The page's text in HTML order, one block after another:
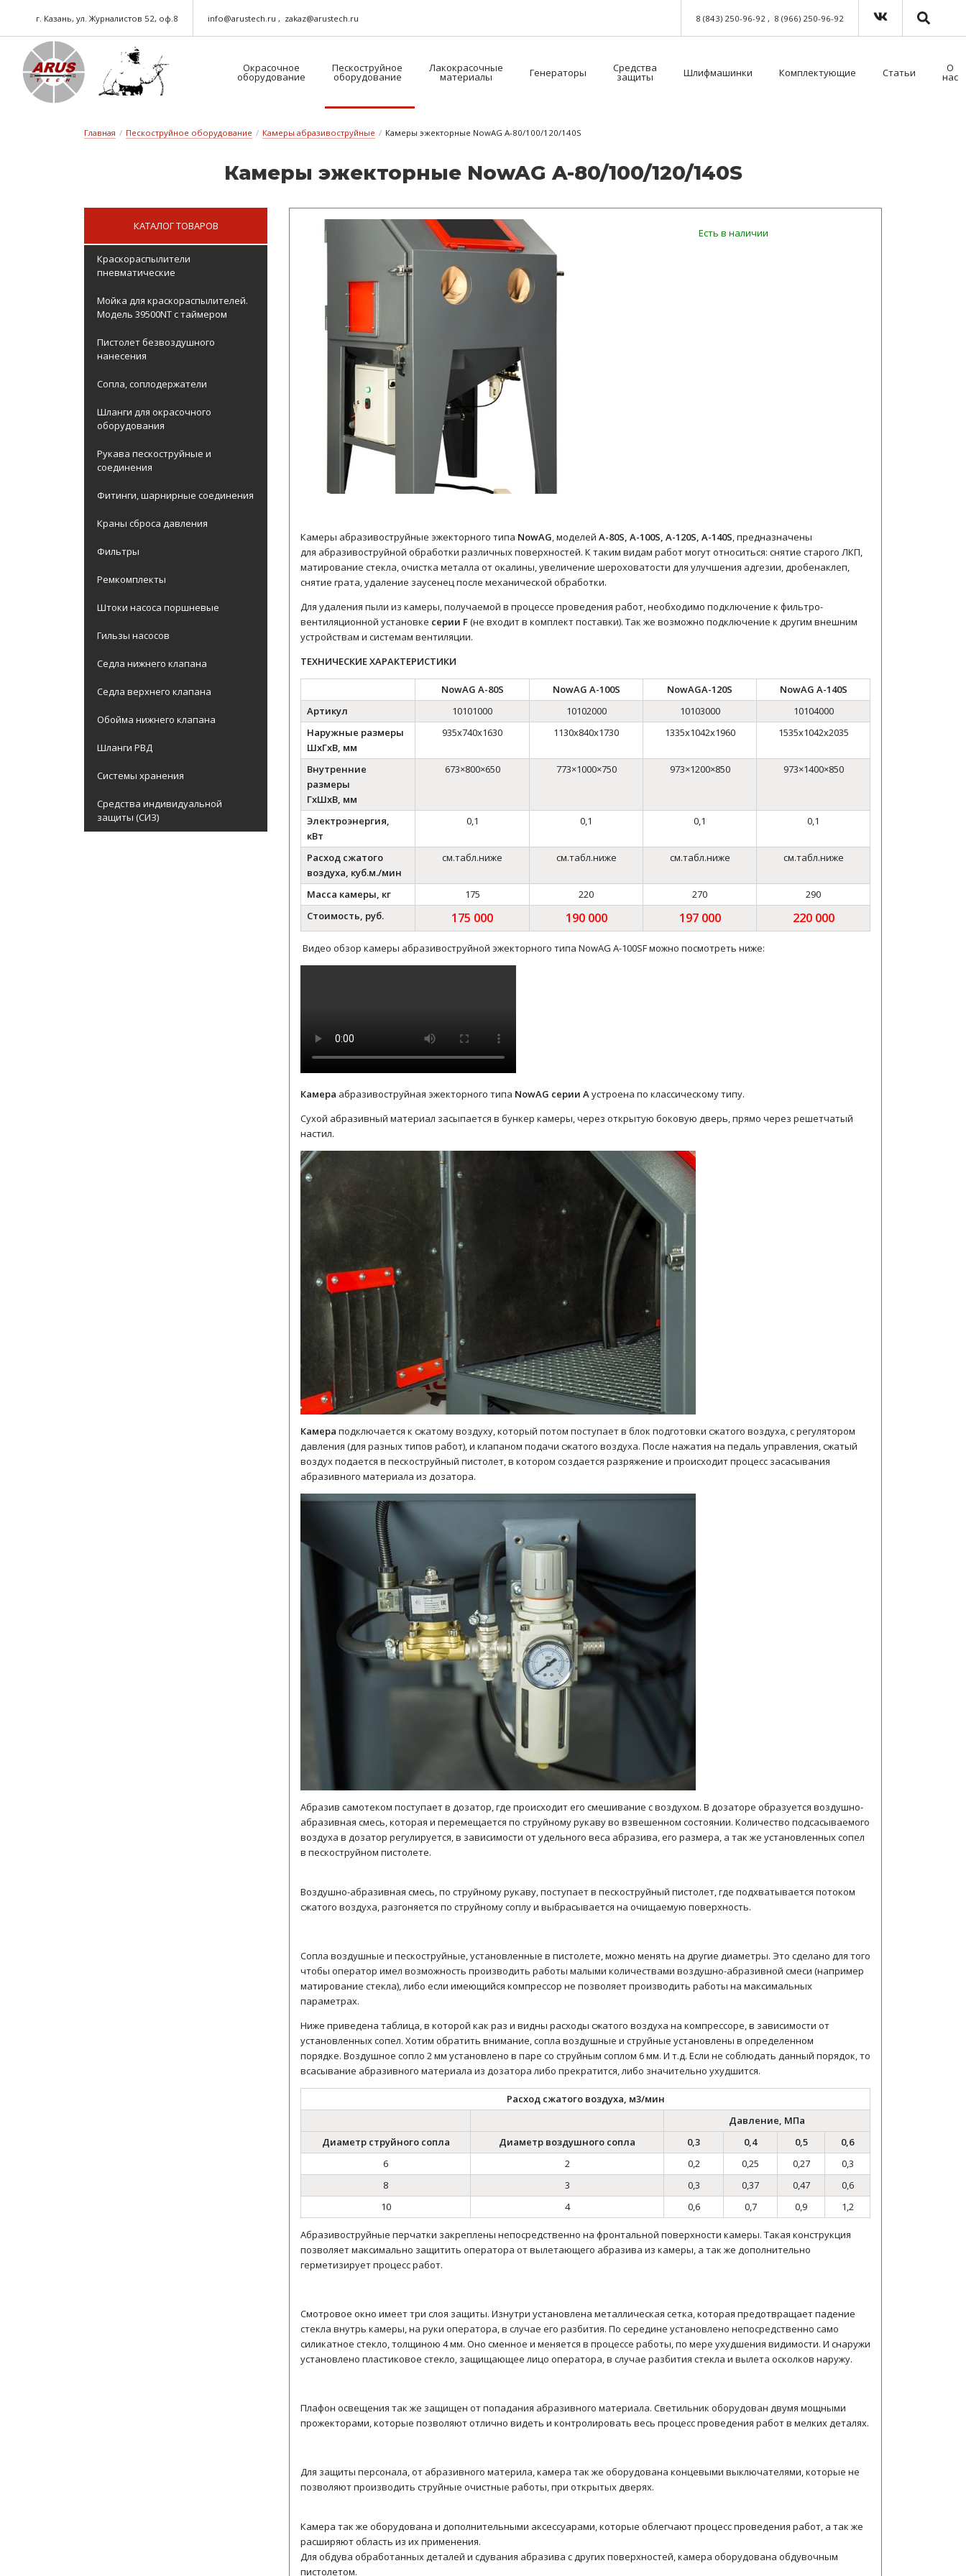
г. Казань, ул. Журналистов 52, оф.8 info@arustech.ru zakaz@arustech.ru 8 (843) 250-96-92 8 (966) 250-96-92
Окрасочное
оборудование
Пескоструйное
оборудование
Лакокрасочные
материалы Генераторы Средства
защиты Шлифмашинки Комплектующие Статьи О
нас
Главная / Пескоструйное оборудование / Камеры абразивоструйные / Камеры эжекторные NowAG A-80/100/120/140S
Ка­ме­ры э­жек­торные NowAG A-80/100/120/140S
КАТАЛОГ ТОВАРОВ
Краскораспылители
пневматические
Мойка для краскораспылителей.
Модель 39500NT с таймером
Пистолет безвоздушного
нанесения
Сопла, соплодержатели
Шланги для окрасочного
оборудования
Рукава пескоструйные и
соединения
Фитинги, шарнирные соединения
Краны сброса давления
Фильтры
Ремкомплекты
Штоки насоса поршневые
Гильзы насосов
Седла нижнего клапана
Седла верхнего клапана
Обойма нижнего клапана
Шланги РВД
Системы хранения
Средства индивидуальной
защиты (СИЗ)
Есть в наличии
Камеры абразивоструйные эжекторного типа NowAG, моделей A-80S, A-100S, A-120S, A-140S, предназначены
для абразивоструйной обработки различных поверхностей. К таким видам работ могут относиться: снятие старого ЛКП,
матирование стекла, очистка металла от окалины, увеличение шероховатости для улучшения адгезии, дробенаклеп,
снятие грата, удаление заусенец после механической обработки.
Для удаления пыли из камеры, получаемой в процессе проведения работ, необходимо подключение к фильтро-
вентиляционной установке серии F(не входит в комплект поставки). Так же возможно подключение к другим внешним
устройствам и системам вентиляции.
ТЕХНИЧЕСКИЕ ХАРАКТЕРИСТИКИ
NowAG A-80S NowAG A-100S NowAGA-120S
NowAG A-140S
Артикул
10101000 10102000 10103000
10104000
Наружные размеры
ШхГхВ, мм
935х740х1630 1130х840х1730 1335х1042х1960 1535х1042х2035
Внутренние
размеры
ГхШхВ, мм
673×800×650 773×1000×750 973×1200×850 973×1400×850
Электроэнергия,
кВт
0,1 0,1 0,1 0,1
Расход сжатого
воздуха, куб.м./мин
см.табл.ниже см.табл.ниже см.табл.ниже см.табл.ниже
Масса камеры, кг 175 220 270
290
Стоимость, руб.
175 000 190 000 197 000 220 000
Видео обзор камеры абразивоструйной эжекторного типа NowAG A-100SF можно посмотреть ниже:
Камера абразивоструйная эжекторного типа NowAG серии Aустроена по классическому типу.
Сухой абразивный материал засыпается в бункер камеры, через открытую боковую дверь, прямо через решетчатый
настил.
Камера подключается к сжатому воздуху, который потом поступает в блок подготовки сжатого воздуха, с регулятором
давления (для разных типов работ), и клапаном подачи сжатого воздуха. После нажатия на педаль управления, сжатый
воздух подается в пескоструйный пистолет, в котором создается разряжение и происходит процесс засасывания
абразивного материала из дозатора.
Абразив самотеком поступает в дозатор, где происходит его смешивание с воздухом. В дозаторе образуется воздушно-
абразивная смесь, которая и перемещается по струйному рукаву во взвешенном состоянии. Количество подсасываемого
воздуха в дозатор регулируется, в зависимости от удельного веса абразива, его размера, а так же установленных сопел
в пескоструйном пистолете.
Воздушно-абразивная смесь, по струйному рукаву, поступает в пескоструйный пистолет, где подхватывается потоком
сжатого воздуха, разгоняется по струйному соплу и выбрасывается на очищаемую поверхность.
Сопла воздушные и пескоструйные, установленные в пистолете, можно менять на другие диаметры. Это сделано для того
чтобы оператор имел возможность производить работы малыми количествами воздушно-абразивной смеси (например
матирование стекла), либо если имеющийся компрессор не позволяет производить работы на максимальных
параметрах.
Ниже приведена таблица, в которой как раз и видны расходы сжатого воздуха на компрессоре, в зависимости от
установленных сопел. Хотим обратить внимание, сопла воздушные и струйные установлены в определенном
порядке. Воздушное сопло 2 мм установлено в паре со струйным соплом 6 мм. И т.д. Если не соблюдать данный порядок, то
всасывание абразивного материала из дозатора либо прекратится, либо значительно ухудшится.
Расход сжатого воздуха, м3/мин
Давление, МПа
Диаметр струйного сопла
Диаметр воздушного сопла 0,3 0,4 0,5
0,6
6
2 0,2 0,25 0,27
0,3
8
3 0,3 0,37 0,47
0,6
10
4 0,6 0,7 0,9 1,2
Абразивоструйные перчатки закреплены непосредственно на фронтальной поверхности камеры. Такая конструкция
позволяет максимально защитить оператора от вылетающего абразива из камеры, а так же дополнительно
герметизирует процесс работ.
Смотровое окно имеет три слоя защиты. Изнутри установлена металлическая сетка, которая предотвращает падение
стекла внутрь камеры, на руки оператора, в случае его разбития. По середине установлено непосредственно само
силикатное стекло, толщиною 4 мм. Оно сменное и меняется в процессе работы, по мере ухудшения видимости. И снаружи
установлено пластиковое стекло, защищающее лицо оператора, в случае разбития стекла и вылета осколков наружу.
Плафон освещения так же защищен от попадания абразивного материала. Светильник оборудован двумя мощными
прожекторами, которые позволяют отлично видеть и контролировать весь процесс проведения работ в мелких деталях.
Для защиты персонала, от абразивного материла, камера так же оборудована концевыми выключателями, которые не
позволяют производить струйные очистные работы, при открытых дверях.
Камера так же оборудована и дополнительными аксессуарами, которые облегчают процесс проведения работ, а так же
расширяют область из их применения.
Для обдува обработанных деталей и сдувания абразива с других поверхностей, камера оборудована обдувочным
пистолетом.